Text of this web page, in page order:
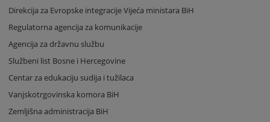
Direkcija za Evropske integracije Vijeća ministara BiH
Regulatorna agencija za komunikacije
Agencija za državnu službu
Službeni list Bosne i Hercegovine
Centar za edukaciju sudija i tužilaca
Vanjskotrgovinska komora BiH
Zemljišna administracija BiH